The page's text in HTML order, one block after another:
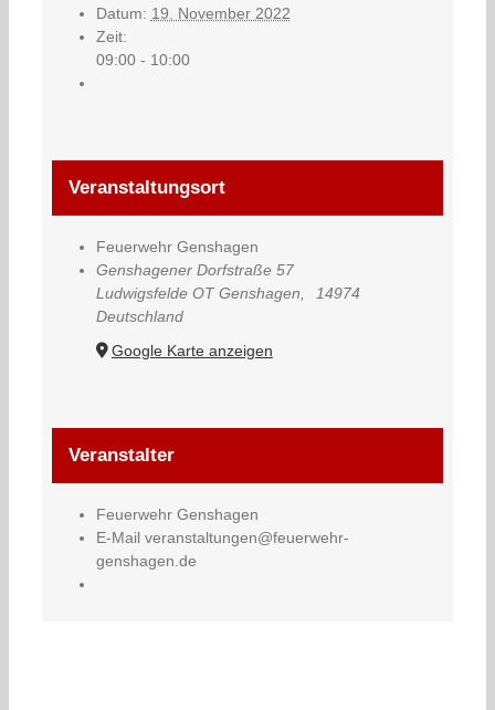
Datum: 19. November 2022
Zeit:
09:00 - 10:00
Veranstaltungsort
Feuerwehr Genshagen
Genshagener Dorfstraße 57
Ludwigsfelde OT Genshagen
14974
Deutschland
Google Karte anzeigen
Veranstalter
Feuerwehr Genshagen
E-Mail veranstaltungen@feuerwehr-
genshagen.de